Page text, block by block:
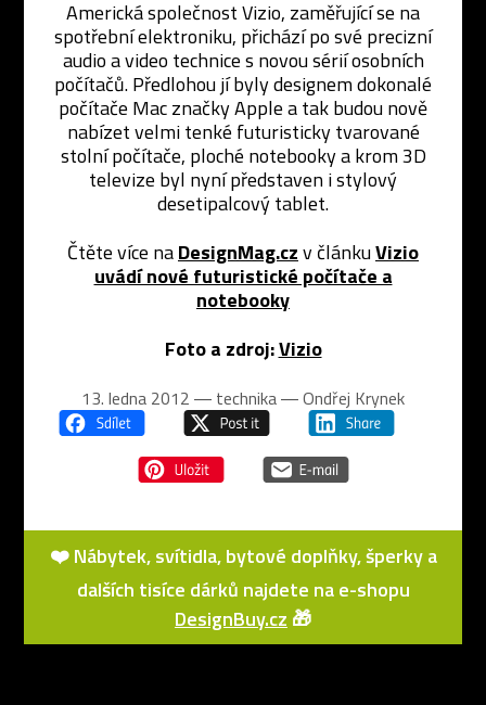
Americká společnost Vizio, zaměřující se na
spotřební elektroniku, přichází po své precizní
audio a video technice s novou sérií osobních
počítačů. Předlohou jí byly designem dokonalé
počítače Mac značky Apple a tak budou nově
nabízet velmi tenké futuristicky tvarované
stolní počítače, ploché notebooky a krom 3D
televize byl nyní představen i stylový
desetipalcový tablet.
Čtěte více naDesignMag.czv článkuVizio
uvádí nové futuristické počítače a
notebooky
Foto a zdroj:Vizio
13. ledna 2012 ― technika ―Ondřej Krynek
❤️ Nábytek, svítidla, bytové doplňky, šperky a
dalších tisíce dárků najdete na e-shopu
DesignBuy.cz 🎁